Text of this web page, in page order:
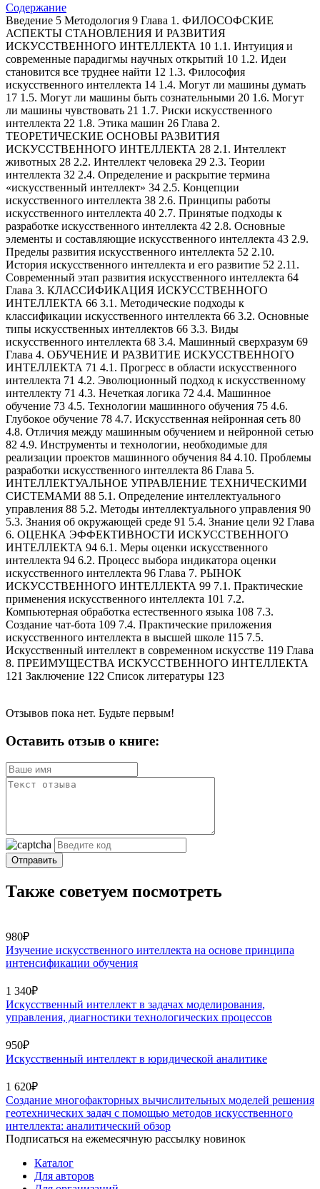
Содержание
Введение 5 Методология 9 Глава 1. ФИЛОСОФСКИЕ
АСПЕКТЫ СТАНОВЛЕНИЯ И РАЗВИТИЯ
ИСКУССТВЕННОГО ИНТЕЛЛЕКТА 10 1.1. Интуиция и
современные парадигмы научных открытий 10 1.2. Идеи
становится все труднее найти 12 1.3. Философия
искусственного интеллекта 14 1.4. Могут ли машины думать
17 1.5. Могут ли машины быть сознательными 20 1.6. Могут
ли машины чувствовать 21 1.7. Риски искусственного
интеллекта 22 1.8. Этика машин 26 Глава 2.
ТЕОРЕТИЧЕСКИЕ ОСНОВЫ РАЗВИТИЯ
ИСКУССТВЕННОГО ИНТЕЛЛЕКТА 28 2.1. Интеллект
животных 28 2.2. Интеллект человека 29 2.3. Теории
интеллекта 32 2.4. Определение и раскрытие термина
«искусственный интеллект» 34 2.5. Концепции
искусственного интеллекта 38 2.6. Принципы работы
искусственного интеллекта 40 2.7. Принятые подходы к
разработке искусственного интеллекта 42 2.8. Основные
элементы и составляющие искусственного интеллекта 43 2.9.
Пределы развития искусственного интеллекта 52 2.10.
История искусственного интеллекта и его развитие 52 2.11.
Современный этап развития искусственного интеллекта 64
Глава 3. КЛАССИФИКАЦИЯ ИСКУССТВЕННОГО
ИНТЕЛЛЕКТА 66 3.1. Методические подходы к
классификации искусственного интеллекта 66 3.2. Основные
типы искусственных интеллектов 66 3.3. Виды
искусственного интеллекта 68 3.4. Машинный сверхразум 69
Глава 4. ОБУЧЕНИЕ И РАЗВИТИЕ ИСКУССТВЕННОГО
ИНТЕЛЛЕКТА 71 4.1. Прогресс в области искусственного
интеллекта 71 4.2. Эволюционный подход к искусственному
интеллекту 71 4.3. Нечеткая логика 72 4.4. Машинное
обучение 73 4.5. Технологии машинного обучения 75 4.6.
Глубокое обучение 78 4.7. Искусственная нейронная сеть 80
4.8. Отличия между машинным обучением и нейронной сетью
82 4.9. Инструменты и технологии, необходимые для
реализации проектов машинного обучения 84 4.10. Проблемы
разработки искусственного интеллекта 86 Глава 5.
ИНТЕЛЛЕКТУАЛЬНОЕ УПРАВЛЕНИЕ ТЕХНИЧЕСКИМИ
СИСТЕМАМИ 88 5.1. Определение интеллектуального
управления 88 5.2. Методы интеллектуального управления 90
5.3. Знания об окружающей среде 91 5.4. Знание цели 92 Глава
6. ОЦЕНКА ЭФФЕКТИВНОСТИ ИСКУССТВЕННОГО
ИНТЕЛЛЕКТА 94 6.1. Меры оценки искусственного
интеллекта 94 6.2. Процесс выбора индикатора оценки
искусственного интеллекта 96 Глава 7. РЫНОК
ИСКУССТВЕННОГО ИНТЕЛЛЕКТА 99 7.1. Практические
применения искусственного интеллекта 101 7.2.
Компьютерная обработка естественного языка 108 7.3.
Создание чат-бота 109 7.4. Практические приложения
искусственного интеллекта в высшей школе 115 7.5.
Искусственный интеллект в современном искусстве 119 Глава
8. ПРЕИМУЩЕСТВА ИСКУССТВЕННОГО ИНТЕЛЛЕКТА
121 Заключение 122 Список литературы 123
Отзывов пока нет. Будьте первым!
Оставить отзыв о книге:
Отправить
Также советуем посмотреть
980₽
Изучение искусственного интеллекта на основе принципа
интенсификации обучения
1 340₽
Искусственный интеллект в задачах моделирования,
управления, диагностики технологических процессов
950₽
Искусственный интеллект в юридической аналитике
1 620₽
Создание многофакторных вычислительных моделей решения
геотехнических задач с помощью методов искусственного
интеллекта: аналитический обзор
Подписаться на ежемесячную рассылку новинок
Каталог
Для авторов